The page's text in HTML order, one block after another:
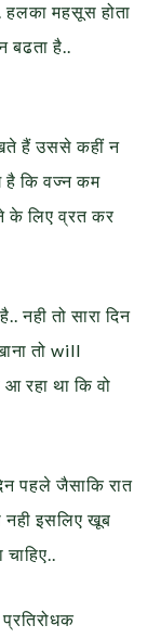
महसूस होता
बढता है..
हैं उससे कहीं न
है कि वज्न कम
के लिए व्रत कर
तो सारा दिन
तो will
रहा था कि वो
पहले जैसाकि रात
नही इसलिए खूब